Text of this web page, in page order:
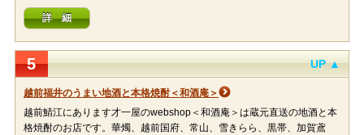
詳 細
5 UP ▲
越前福井のうまい地酒と本格焼酎＜和酒庵＞
越前鯖江にあります才一屋のwebshop＜和酒庵＞は蔵元直送の地酒と本
格焼酎のお店です。華燭、越前国府、常山、雪きらら、黒帯、加賀鳶